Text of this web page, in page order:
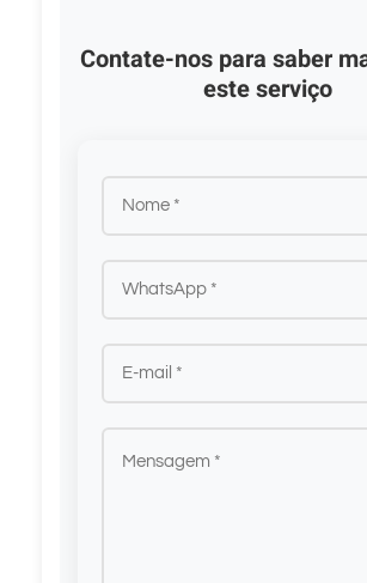
Contate-nos para saber
este serviço